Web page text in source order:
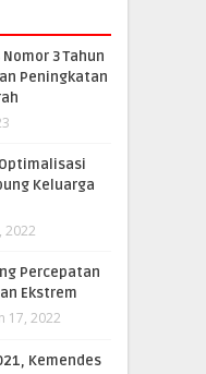
3 Tahun
Peningkatan
Keluarga
2022
Percepatan
Ekstrem
17, 2022
Kemendes